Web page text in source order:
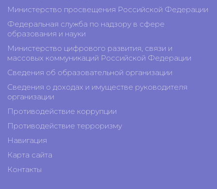
Министерство просвещения Российской Федерации
Федеральная служба по надзору в сфере
образования и науки
Министерство цифрового развития, связи и
массовых коммуникаций Российской Федерации
Сведения об образовательной организации
Сведения о доходах и имуществе руководителя
организации
Противодействие коррупции
Противодействие терроризму
Навигация
Карта сайта
Контакты